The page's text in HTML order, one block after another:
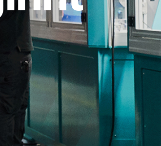
Anwendungen –